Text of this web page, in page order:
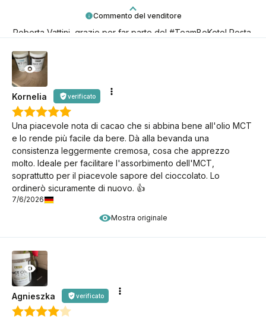
Commento del venditore
Roberta Vattini, grazie per far parte del #TeamBeKeto! Resta
Mostra originale
Kornelia verificato
Una piacevole nota di cacao che si abbina bene all'olio MCT
e lo rende più facile da bere. Dà alla bevanda una
consistenza leggermente cremosa, cosa che apprezzo
molto. Ideale per facilitare l'assorbimento dell'MCT,
soprattutto per il piacevole sapore del cioccolato. Lo
ordinerò sicuramente di nuovo. 👍️
7/6/2026
Agnieszka verificato